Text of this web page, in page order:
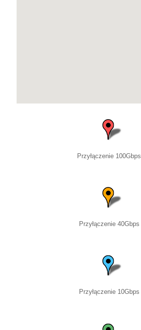
Przyłączenie 100Gbps
Przyłączenie 40Gbps
Przyłączenie 10Gbps